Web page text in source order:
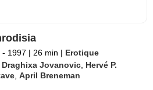
- 1997 | 26 min | Erotique
Draghixa Jovanovic, Hervé P.
,April Breneman